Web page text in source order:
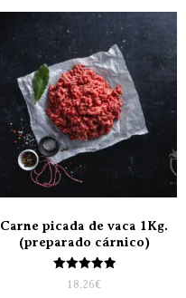
Carne picada de vaca 1Kg.
(preparado cárnico)
Valorado
con
18,26€